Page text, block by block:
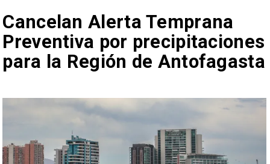
Cancelan Alerta Temprana
Preventiva por precipitaciones
para la Región de Antofagasta